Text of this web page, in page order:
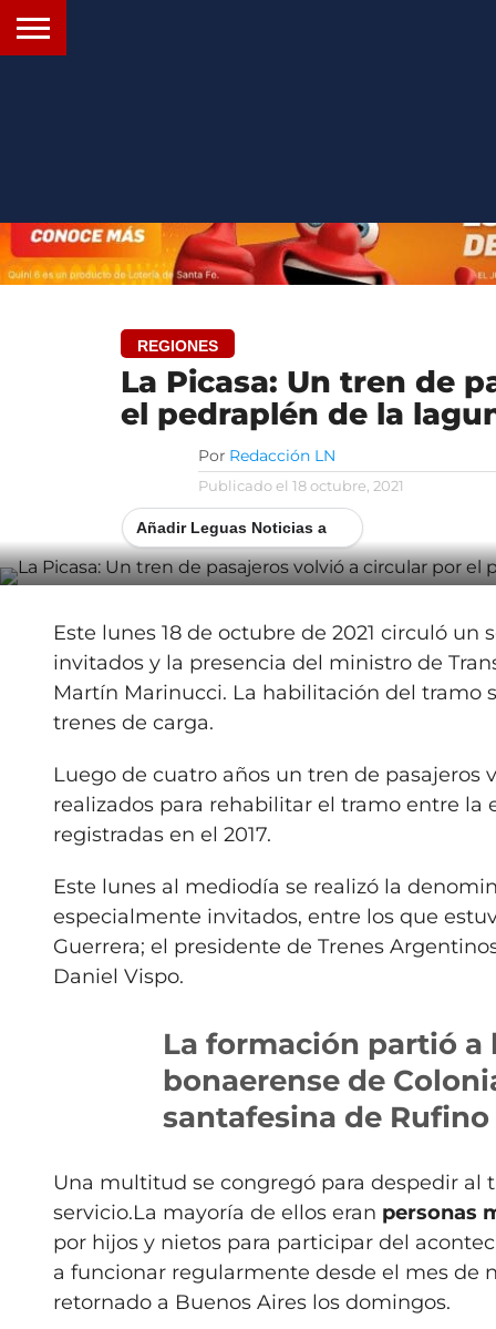
REGIONES
La Picasa: Un tren de
el pedraplén de la
Por Redacción LN
Publicado el 18 octubre, 2021
Añadir Leguas Noticias a
Este lunes 18 de octubre de 2021 circuló
invitados y la presencia del ministro de
Martín Marinucci. La habilitación del tramo
trenes de carga.
Luego de cuatro años un tren de pasajeros
realizados para rehabilitar el tramo entre la
registradas en el 2017.
Este lunes al mediodía se realizó la
especialmente invitados, entre los que
Guerrera; el presidente de Trenes
Daniel Vispo.
La formación partió a
bonaerense de
santafesina de Rufino
Una multitud se congregó para despedir
servicio.La mayoría de ellos eran personas
por hijos y nietos para participar del
a funcionar regularmente desde el mes de
retornado a Buenos Aires los domingos.